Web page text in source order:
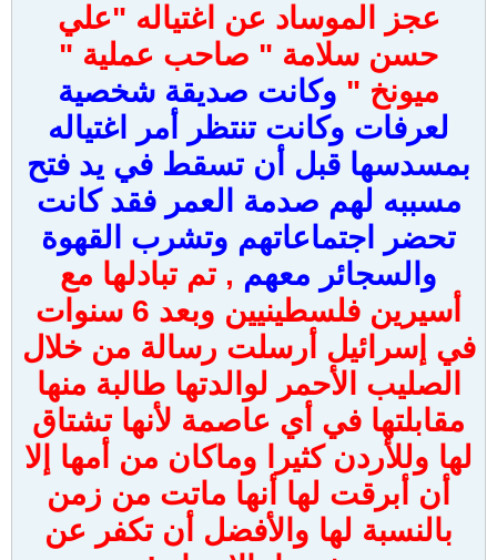
عجز الموساد عن اغتياله "علي
حسن سلامة " صاحب عملية "
ميونخ " وكانت صديقة شخصية
لعرفات وكانت تنتظر أمر اغتياله
بمسدسها قبل أن تسقط في يد فتح
مسببه لهم صدمة العمر فقد كانت
تحضر اجتماعاتهم وتشرب القهوة
والسجائر معهم , تم تبادلها مع
أسيرين فلسطينيين وبعد 6 سنوات
في إسرائيل أرسلت رسالة من خلال
الصليب الأحمر لوالدتها طالبة منها
مقابلتها في أي عاصمة لأنها تشتاق
لها وللأردن كثيرا وماكان من أمها إلا
أن أبرقت لها أنها ماتت من زمن
بالنسبة لها والأفضل أن تكفر عن